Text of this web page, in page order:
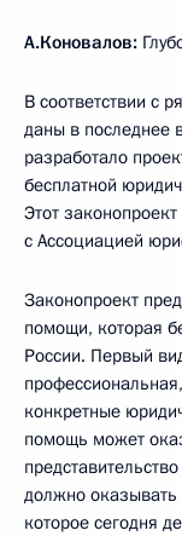
А.Коновалов:
В соответствии с
даны в последнее
разработало
бесплатной
Этот
с Ассоциацией
Законопроект
помощи, которая
России. Первый
конкретные
помощь может
должно оказывать
которое сегодня